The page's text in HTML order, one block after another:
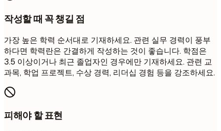
작성할 때 꼭 챙길 점
가장 높은 학력 순서대로 기재하세요. 관련 실무 경력이 풍부
하다면 학력란은 간결하게 작성하는 것이 좋습니다. 학점은
3.5 이상이거나 최근 졸업자인 경우에만 기재하세요. 관련 교
과목, 학업 프로젝트, 수상 경력, 리더십 경험 등을 강조하세요.
피해야 할 표현